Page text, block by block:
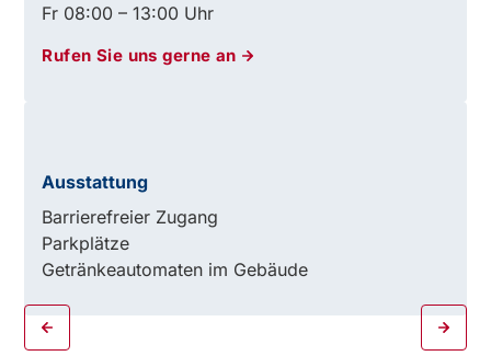
Fr 08:00 – 13:00 Uhr
Rufen Sie uns gerne an
Ausstattung
Barrierefreier Zugang
Parkplätze
Getränkeautomaten im Gebäude